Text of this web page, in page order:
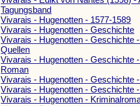
Tagungsband
Vivarais - Hugenotten - 1577-1589
Vivarais - Hugenotten - Geschichte
Vivarais - Hugenotten - Geschichte
Quellen
Vivarais - Hugenotten - Geschichte
Roman
Vivarais - Hugenotten - Geschichte
Vivarais - Hugenotten - Geschichte
Vivarais - Hugenotten -